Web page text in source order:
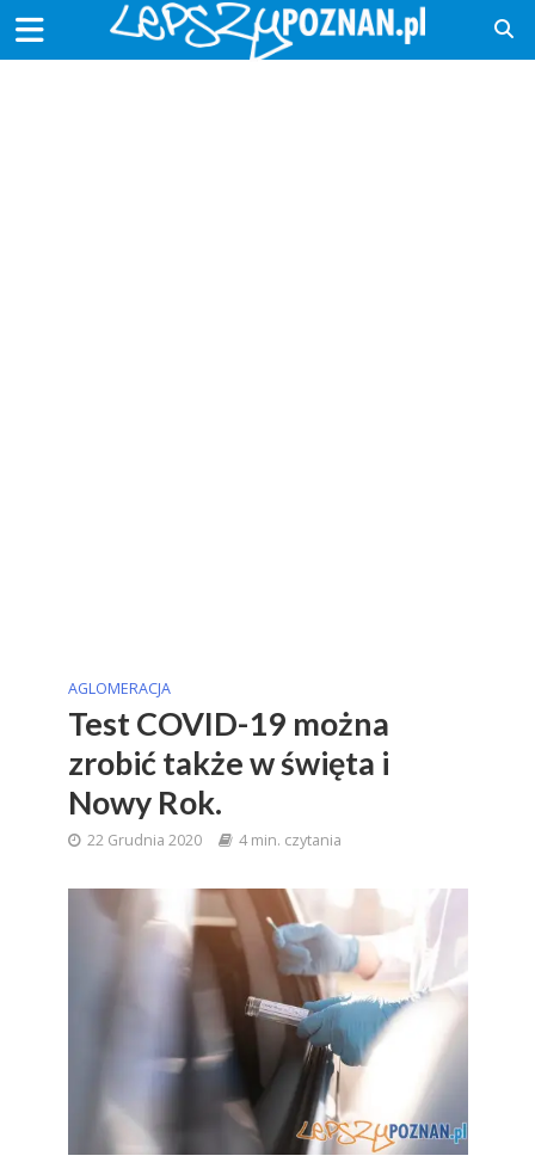
AGLOMERACJA
Test COVID-19 można
zrobić także w święta i
Nowy Rok.
22 Grudnia 2020 4 min. czytania